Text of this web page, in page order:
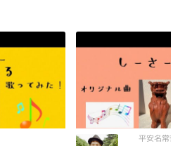
平安名常誉